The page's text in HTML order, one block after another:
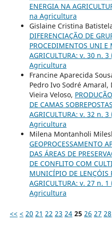
ENERGIA NA
na Agricultura
Gislaine Cristina
DIFERENCIAÇÃO DE
PROCEDIMENTOS UNI E
AGRICULTURA: v. 30 n.
Agricultura
Francine Aparecida
Pedro Ivo Sodré
Vieira Veloso,
DE CAMAS
AGRICULTURA: v. 32 n.
Agricultura
Milena Montanholi
GEOPROCESSAMENTO
DAS ÁREAS DE
DE CONFLITO COM
MUNICÍPIO DE LENÇÓIS
AGRICULTURA: v. 27 n.
Agricultura
<< < 20 21 22 23 24 25 26 27 28